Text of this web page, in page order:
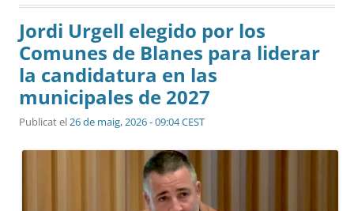
Jordi Urgell elegido por los
Comunes de Blanes para liderar
la candidatura en las
municipales de 2027
Publicat el26 de maig, 2026 - 09:04 CEST